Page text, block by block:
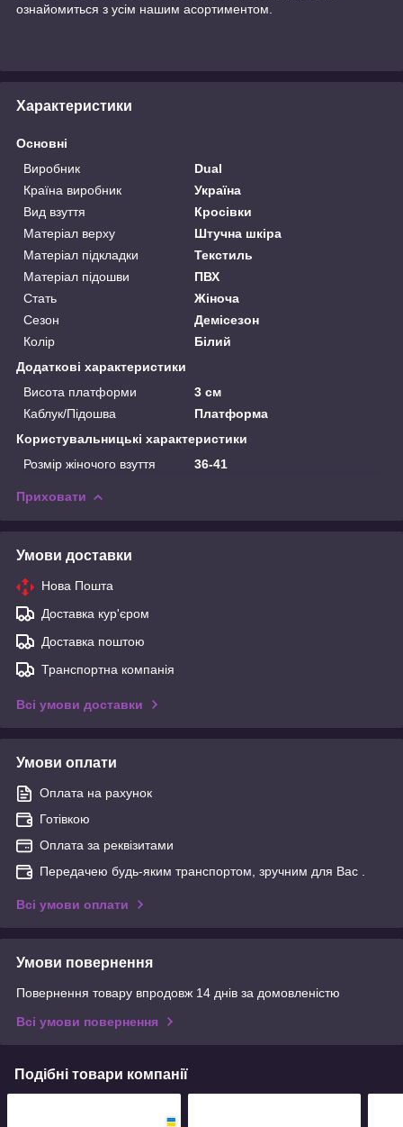
ознайомиться з усім нашим асортиментом.
Характеристики
Основні
Виробник
Dual
Країна виробник
Україна
Вид взуття
Кросівки
Матеріал верху
Штучна шкіра
Матеріал підкладки
Текстиль
Матеріал підошви
ПВХ
Стать
Жіноча
Сезон
Демісезон
Колір
Білий
Додаткові характеристики
Висота платформи
3 см
Каблук/Підошва
Платформа
Користувальницькі характеристики
Розмір жіночого взуття
36-41
Приховати
Умови доставки
Нова Пошта
Доставка кур'єром
Доставка поштою
Транспортна компанія
Всі умови доставки
Умови оплати
Оплата на рахунок
Готівкою
Оплата за реквізитами
Передачею будь-яким транспортом, зручним для Вас .
Всі умови оплати
Умови повернення
Повернення товару впродовж 14 днів за домовленістю
Всі умови повернення
Подібні товари компанії